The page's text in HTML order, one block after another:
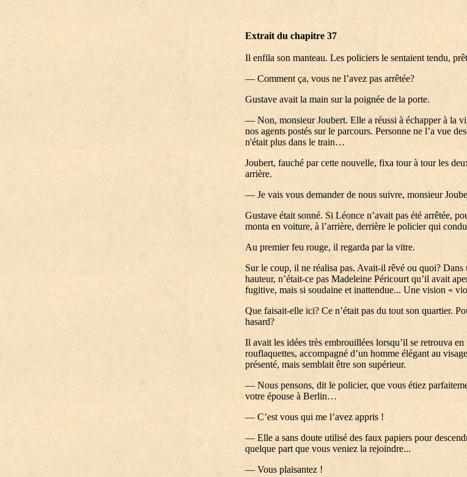
Extrait du chapitre 37
Il enfila son manteau. Les policiers le sentaient tendu,
— Comment ça, vous ne l’avez pas arrêtée?
Gustave avait la main sur la poignée de la porte.
— Non, monsieur Joubert. Elle a réussi à échapper à la
nos agents postés sur le parcours. Personne ne l’a vue
n'était plus dans le train…
Joubert, fauché par cette nouvelle, fixa tour à tour les
arrière.
— Je vais vous demander de nous suivre, monsieur
Gustave était sonné. Si Léonce n’avait pas été arrêtée,
monta en voiture, à l’arrière, derrière le policier qui
Au premier feu rouge, il regarda par la vitre.
Sur le coup, il ne réalisa pas. Avait-il rêvé ou quoi? Dans
hauteur, n’était-ce pas Madeleine Péricourt qu’il avait
fugitive, mais si soudaine et inattendue... Une vision «
Que faisait-elle ici? Ce n’était pas du tout son quartier.
hasard?
Il avait les idées très embrouillées lorsqu’il se retrouva
rouflaquettes, accompagné d’un homme élégant au
présenté, mais semblait être son supérieur.
— Nous pensons, dit le policier, que vous étiez
votre épouse à Berlin…
— C’est vous qui me l’avez appris !
— Elle a sans doute utilisé des faux papiers pour
quelque part que vous veniez la rejoindre...
— Vous plaisantez !